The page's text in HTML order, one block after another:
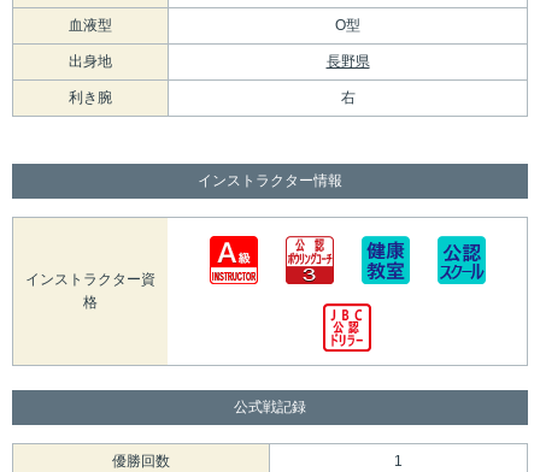
血液型 O型
出身地 長野県
利き腕 右
インストラクター情報
インストラクター資
格
公式戦記録
優勝回数 1